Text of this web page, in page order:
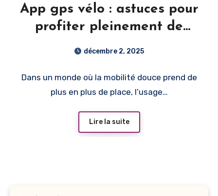
App gps vélo : astuces pour
profiter pleinement de
décembre 2, 2025
Dans un monde où la mobilité douce prend de
plus en plus de place, l’usage…
Lire la suite